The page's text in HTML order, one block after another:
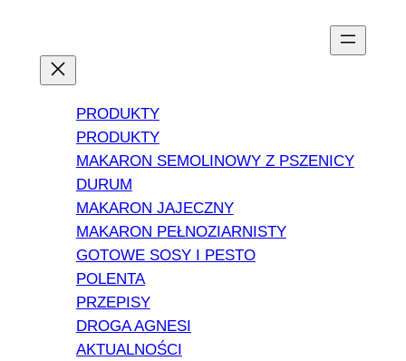
PRODUKTY
PRODUKTY
MAKARON SEMOLINOWY Z PSZENICY
DURUM
MAKARON JAJECZNY
MAKARON PEŁNOZIARNISTY
GOTOWE SOSY I PESTO
POLENTA
PRZEPISY
DROGA AGNESI
AKTUALNOŚCI